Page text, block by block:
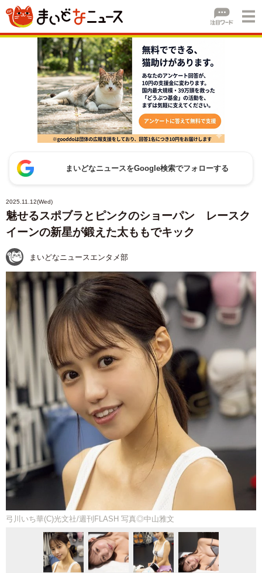
まいどなニュースをGoogle検索でフォローする
2025.11.12(Wed)
魅せるスポブラとピンクのショーパン レースク
イーンの新星が鍛えた太ももでキック
まいどなニュースエンタメ部
弓川いち華(C)光文社/週刊FLASH 写真◎中山雅文